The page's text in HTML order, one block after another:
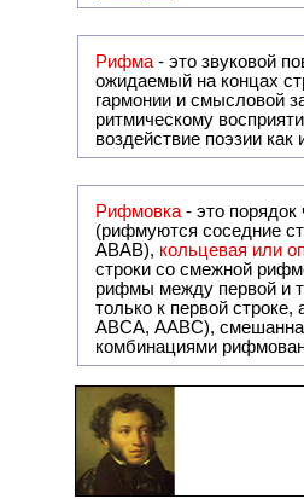
Рифма - это звуковой повтор, традиционно используемый в поэзии и, как
ожидаемый на концах
гармонии и смысловой
ритмическому
воздействие поэзии
Рифмовка - это
(рифмуются соседние
ABAB), кольцевая или
строки со смежной
рифмы между первой и
только к первой
ABCA, AABC), смешанная или вольная рифмовка (рифмовка в сложных строфах с различными
комбинациями